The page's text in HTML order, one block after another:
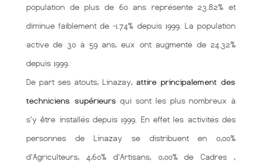
population de plus de 60 ans représente 23.82% et
diminue faiblement de -1.74% depuis 1999. La population
active de 30 à 59 ans, eux ont augmenté de 24.32%
depuis 1999.
De part ses atouts, Linazay, attire principalement des
techniciens supérieurs qui sont les plus nombreux à
s'y être installés depuis 1999. En effet les activités des
personnes de Linazay se distribuent en 0,00%
d'Agriculteurs, 4,60% d'Artisans, 0,00% de Cadres ,